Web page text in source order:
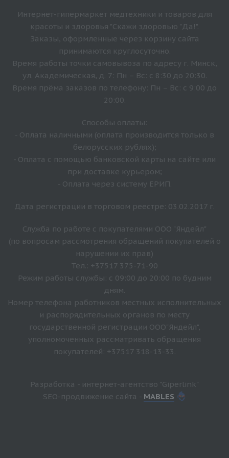
Интернет-гипермаркет медтехники и товаров для
красоты и здоровья "Скажи здоровью "Да!".
Заказы, оформленные через корзину сайта
принимаются круглосуточно.
Время работы точки самовывоза по адресу г. Минск,
ул. Академическая, д. 7: Пн – Вс: с 8:30 до 20:30.
Время прёма заказов по телефону: Пн – Вс: с 9:00 до
20:00.
Способы оплаты:
- Оплата наличными (оплата производится только в
белорусских рублях);
- Оплата с помощью банковской карты на сайте или
при доставке курьером;
- Оплата через систему ЕРИП.
Дата регистрации в торговом реестре: 03.02.2017 г.
Служба по работе с покупателями ООО "Яндейл"
(по вопросам рассмотрения обращений покупателей о
нарушении их прав)
Тел.: +37517 375-71-90
Режим работы службы: с 09:00 до 20:00 по будним
дням.
Номер телефона работников местных исполнительных
и распорядительных органов по месту
государственной регистрации ООО"Яндейл",
уполномоченных рассматривать обращения
покупателей: +37517 318-13-33.
Разработка - интернет-агентство "Giperlink"
SEO-продвижение сайта - MABLES